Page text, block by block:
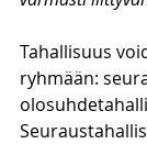
Tahallisuus
ryhmään: